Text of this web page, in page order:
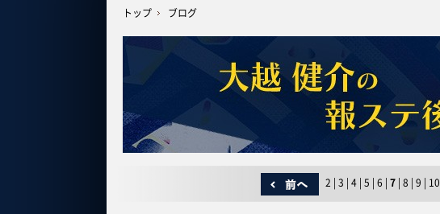
トップ ブログ
2 3 4 5 6 7 8 9 10